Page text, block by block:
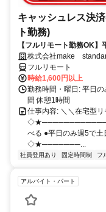
キャッシュレス決
ト勤務)
【フルリモート勤務OK
スキルアップ
株式会社make
フルリモート
時給1,600円以上
勤務時間・曜日: 平日
間 休憩1時間
仕事内容: ＼＼在宅型
べる ●平日のみ週5で
◇★───────...
社員登用あり 固定時間制 フ
アルバイト・パート